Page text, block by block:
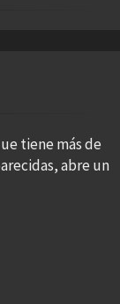
tiene más de
abre un